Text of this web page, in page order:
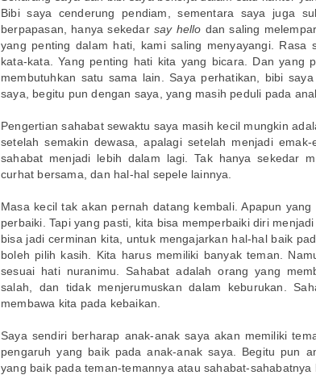
Bibi saya cenderung pendiam, sementara saya juga
berpapasan, hanya sekedar say hello dan saling
yang penting dalam hati, kami saling menyayangi. Rasa
kata-kata. Yang penting hati kita yang bicara. Dan yang
membutuhkan satu sama lain. Saya perhatikan, bibi
saya, begitu pun dengan saya, yang masih peduli pada
Pengertian sahabat sewaktu saya masih kecil mungkin
setelah semakin dewasa, apalagi setelah menjadi
sahabat menjadi lebih dalam lagi. Tak hanya sekedar
curhat bersama, dan hal-hal sepele lainnya.
Masa kecil tak akan pernah datang kembali. Apapun
perbaiki. Tapi yang pasti, kita bisa memperbaiki diri
bisa jadi cerminan kita, untuk mengajarkan hal-hal baik
boleh pilih kasih. Kita harus memiliki banyak teman.
sesuai hati nuranimu. Sahabat adalah orang yang
salah, dan tidak menjerumuskan dalam keburukan.
membawa kita pada kebaikan.
Saya sendiri berharap anak-anak saya akan memiliki
pengaruh yang baik pada anak-anak saya. Begitu pun
yang baik pada teman-temannya atau sahabat-sahabatnya